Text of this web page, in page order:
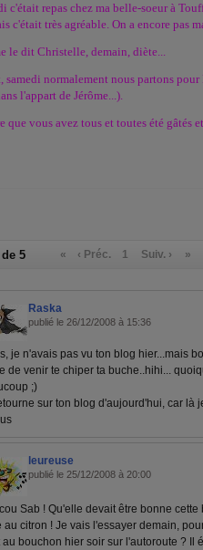
c'était repas chez ma belle-soeur à
c'était très agréable. On a encore pas
le dit Christelle, demain, diète...
samedi normalement nous partons
l'appart de Jérôme...).
que vous avez tous et toutes été gâtés
5 « ‹ Préc. 1 Suiv. › »
Raska
publié le 26/12/2008 à 15:36
je n'avais pas vu ton blog hier...mais
de venir te chiper ta buche..hihi...
;)
sur ton blog d'aujourd'hui, car là
leureuse
publié le 25/12/2008 à 20:00
Sab ! Qu'elle devait être bonne
au citron ! Je vais l'essayer demain,
au bouchon hier soir sur l'autoroute ? Il